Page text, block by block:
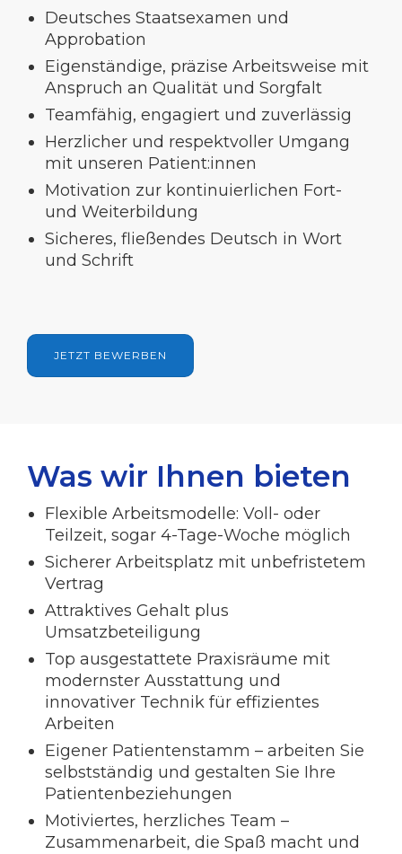
Deutsches Staatsexamen und
Approbation
Eigenständige, präzise Arbeitsweise mit
Anspruch an Qualität und Sorgfalt
Teamfähig, engagiert und zuverlässig
Herzlicher und respektvoller Umgang
mit unseren Patient:innen
Motivation zur kontinuierlichen Fort-
und Weiterbildung
Sicheres, fließendes Deutsch in Wort
und Schrift
JETZT BEWERBEN
Was wir Ihnen bieten
Flexible Arbeitsmodelle: Voll- oder
Teilzeit, sogar 4-Tage-Woche möglich
Sicherer Arbeitsplatz mit unbefristetem
Vertrag
Attraktives Gehalt plus
Umsatzbeteiligung
Top ausgestattete Praxisräume mit
modernster Ausstattung und
innovativer Technik für effizientes
Arbeiten
Eigener Patientenstamm – arbeiten Sie
selbstständig und gestalten Sie Ihre
Patientenbeziehungen
Motiviertes, herzliches Team –
Zusammenarbeit, die Spaß macht und